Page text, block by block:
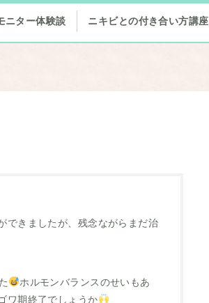
ニター体験談 ニキビとの付き合い方講座
できましたが、残念ながらまだ治
ホルモンバランスのせいもあ
ワ期終了でしょうか